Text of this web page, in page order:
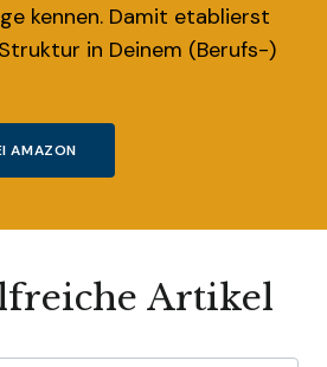
kennen. Damit etablierst
in Deinem (Berufs-)
AMAZON
Artikel